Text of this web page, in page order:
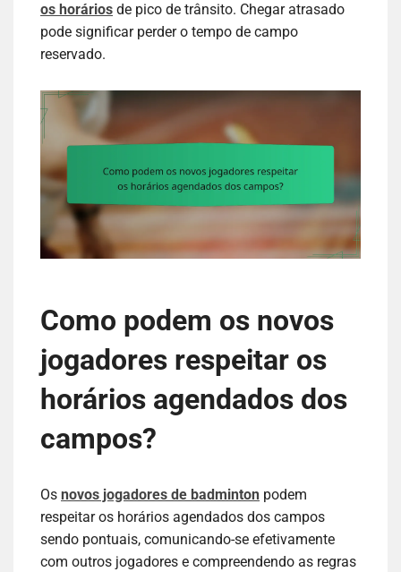
os horários de pico de trânsito. Chegar atrasado
pode significar perder o tempo de campo
reservado.
Como podem os novos
jogadores respeitar os
horários agendados dos
campos?
Os novos jogadores de badminton podem
respeitar os horários agendados dos campos
sendo pontuais, comunicando-se efetivamente
com outros jogadores e compreendendo as regras